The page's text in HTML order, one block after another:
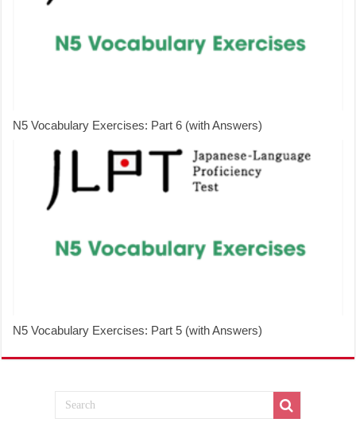
N5 Vocabulary Exercises: Part 6 (with Answers)
N5 Vocabulary Exercises: Part 5 (with Answers)